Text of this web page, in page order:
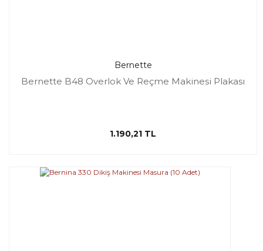
Bernette
Bernette B48 Overlok Ve Reçme Makinesi Plakası
1.190,21 TL